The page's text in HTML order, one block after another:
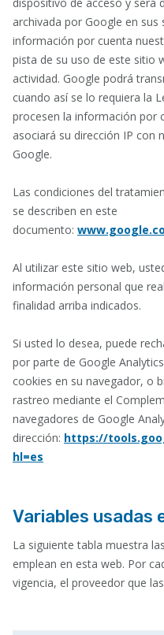
archivada por Google en
información por cuenta
pista de su uso de este sitio
actividad. Google podrá
cuando así se lo requiera la
procesen la información por
asociará su dirección IP con
Google.
Las condiciones del
se describen en este
documento:
Al utilizar este sitio web,
información personal que
finalidad arriba indicados.
Si usted lo desea, puede
por parte de Google
cookies en su navegador, o
rastreo mediante el
navegadores de Google
dirección: https://
hl=es
Variables usadas
La siguiente tabla muestra
emplean en esta web. Por
vigencia, el proveedor que